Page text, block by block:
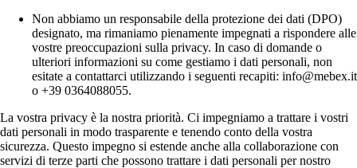
Non abbiamo un responsabile della protezione dei dati (DPO)
designato, ma rimaniamo pienamente impegnati a rispondere alle
vostre preoccupazioni sulla privacy. In caso di domande o
ulteriori informazioni su come gestiamo i dati personali, non
esitate a contattarci utilizzando i seguenti recapiti: info@mebex.it
o +39 0364088055.
La vostra privacy è la nostra priorità. Ci impegniamo a trattare i vostri
dati personali in modo trasparente e tenendo conto della vostra
sicurezza. Questo impegno si estende anche alla collaborazione con
servizi di terze parti che possono trattare i dati personali per nostro